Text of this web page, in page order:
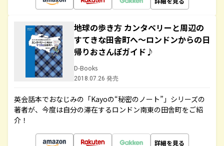
地球の歩き方 カンタベリーと周辺の
すてきな田舎町へ～ロンドンからの日
帰りおさんぽガイド♪
D-Books
2018.07.26 発売
英会話本でおなじみの「Kayoの“秘密のノート”」シリーズの
著者が、今度は自分の滞在するロンドン南東の田舎町をご紹
介！
詳細を見る